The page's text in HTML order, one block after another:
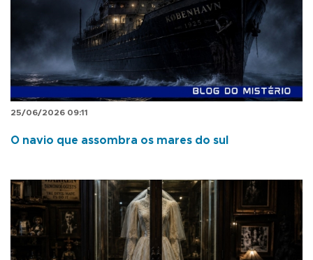
25/06/2026 09:11
O navio que assombra os mares do sul